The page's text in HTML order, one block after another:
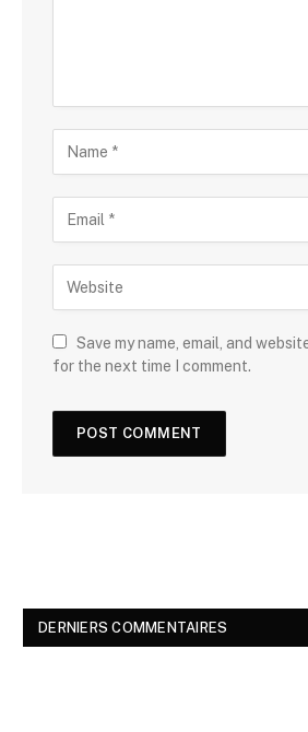
Save my name, email, and
for the next time I comment.
DERNIERS COMMENTAIRES